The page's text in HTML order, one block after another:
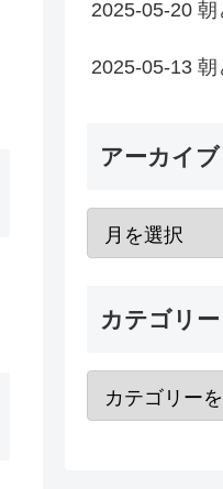
2025-05-20 朝
2025-05-13 朝
アーカイブ
カテゴリー